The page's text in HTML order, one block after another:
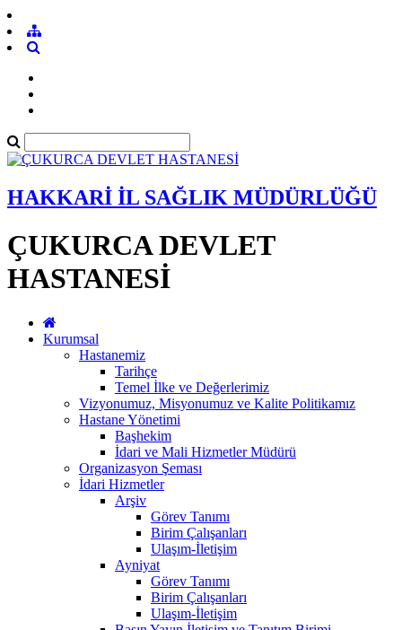
HAKKARİ İL SAĞLIK MÜDÜRLÜĞÜ
ÇUKURCA DEVLET
HASTANESİ
Kurumsal
Hastanemiz
Tarihçe
Temel İlke ve Değerlerimiz
Vizyonumuz, Misyonumuz ve Kalite Politikamız
Hastane Yönetimi
Başhekim
İdari ve Mali Hizmetler Müdürü
Organizasyon Şeması
İdari Hizmetler
Arşiv
Görev Tanımı
Birim Çalışanları
Ulaşım-İletişim
Ayniyat
Görev Tanımı
Birim Çalışanları
Ulaşım-İletişim